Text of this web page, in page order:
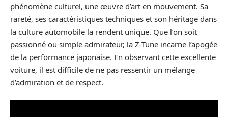
phénomène culturel, une œuvre d’art en mouvement. Sa
rareté, ses caractéristiques techniques et son héritage dans
la culture automobile la rendent unique. Que l’on soit
passionné ou simple admirateur, la Z-Tune incarne l’apogée
de la performance japonaise. En observant cette excellente
voiture, il est difficile de ne pas ressentir un mélange
d’admiration et de respect.